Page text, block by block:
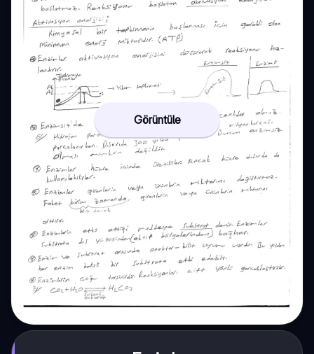
Görüntüle